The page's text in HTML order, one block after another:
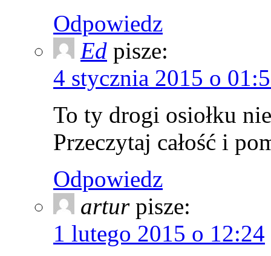
Odpowiedz
Ed pisze:
4 stycznia 2015 o
To ty drogi osiołku
Przeczytaj całość i
Odpowiedz
artur pisze:
1 lutego 2015 o 12:24